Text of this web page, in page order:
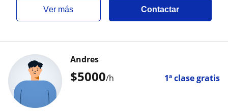
ver más Contactar
$5000/h 1ª clase gratis
Andres